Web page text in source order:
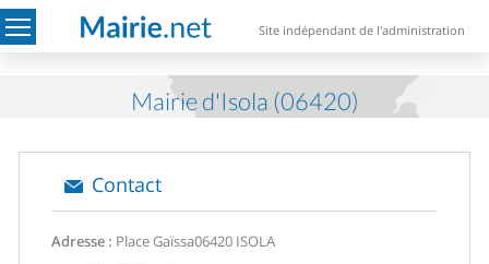
Site indépendant de l'administration
Mairie d'Isola (06420)
Contact
Adresse : Place Gaïssa06420 ISOLA